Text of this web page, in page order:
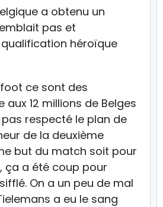
a obtenu un
pas et
héroïque
foot ce sont des
12 millions de Belges
pas respecté le plan de
de la deuxième
but du match soit pour
ça a été coup pour
On a un peu de mal
a eu le sang